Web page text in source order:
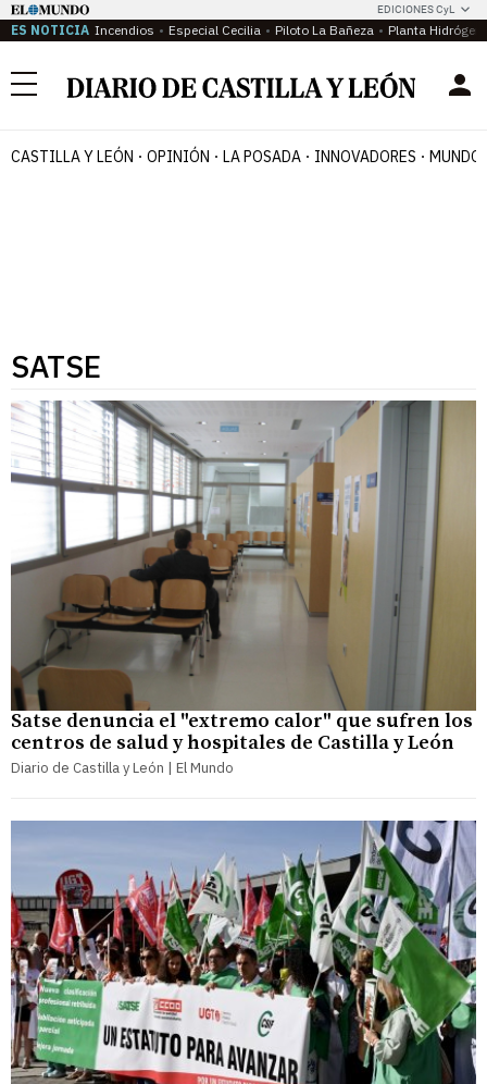
EDICIONES CyL
ES NOTICIA Incendios Especial Cecilia Piloto La Bañeza Planta
Menú
CASTILLA Y LEÓN OPINIÓN LA POSADA INNOVADORES MUNDO
SATSE
Satse denuncia el "extremo calor" que sufren los
centros de salud y hospitales de Castilla y León
Diario de Castilla y León | El Mundo